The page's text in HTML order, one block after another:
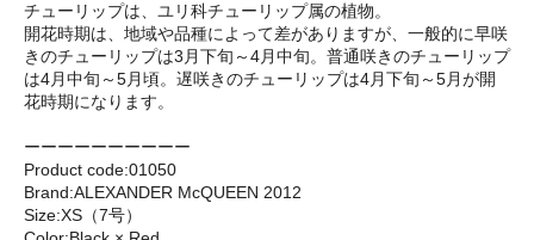
チューリップは、ユリ科チューリップ属の植物。
開花時期は、地域や品種によって差がありますが、一般的に早咲
きのチューリップは3月下旬～4月中旬。普通咲きのチューリップ
は4月中旬～5月頃。遅咲きのチューリップは4月下旬～5月が開
花時期になります。
ーーーーーーーーーー
Product code:01050
Brand:ALEXANDER McQUEEN 2012
Size:XS（7号）